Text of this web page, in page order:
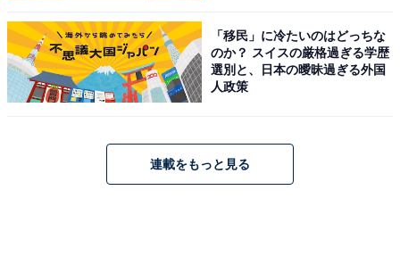
「移民」に冷たいのはどっちな
のか？ スイスの厳格過ぎる学歴
選別と、日本の曖昧過ぎる外国
人政策
連載をもっと見る